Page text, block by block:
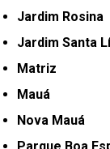
Jardim Rosina
Jardim Santa
Matriz
Mauá
Nova Mauá